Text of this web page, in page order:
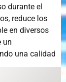
durante el
reduce los
en diversos
un
una calidad